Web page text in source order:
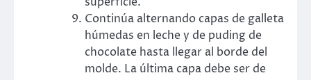
Continúa alternando capas de galleta
húmedas en leche y de puding de
chocolate hasta llegar al borde del
molde. La última capa debe ser de